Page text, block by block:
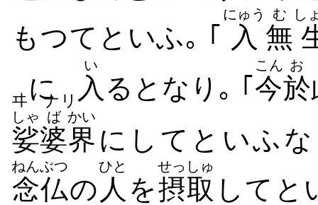
もつてといふ｡ ｢ 入
にゅう
無
む し
ヰにナリ 入
い
るとなり｡ ｢ 今
こん
於
お
娑
しゃ
婆
ば
界
かい
にしてといふ
念仏
ねんぶつ
の 人
ひと
を摂取
せっしゅ
してと